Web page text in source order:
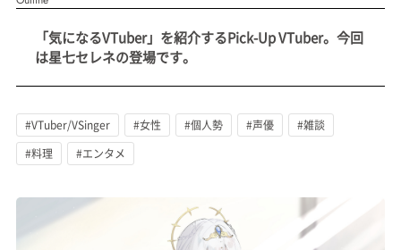
#VTuber/VSinger #男性 #女性 #バ美肉 #男の娘
#獣系 #動物系 #企業公式 #個人勢
記事一覧
プレスリリース一覧
会社概要
お問い合わせ
記事リクエスト
ログイン
「気になるVTuber」を紹介するPick-Up VTuber。今回
は星七セレネの登場です。
#VTuber/VSinger #女性 #個人勢 #声優
#雑談
#料理
#エンタメ